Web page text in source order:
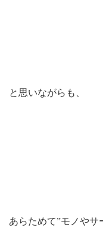
と思いながらも、
あらためて”モノやサ